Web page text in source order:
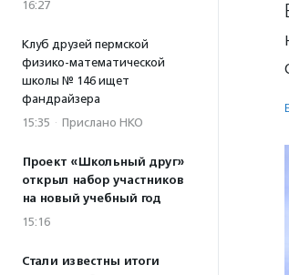
16:27
Клуб друзей пермской
физико-математической
школы № 146 ищет
фандрайзера
15:35 · Прислано НКО
Проект «Школьный друг»
открыл набор участников
на новый учебный год
15:16
Стали известны итоги